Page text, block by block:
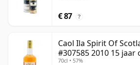
€ 87 ?
Caol Ila Spirit Of
#307585 2010 15 jaar
70cl • 57%